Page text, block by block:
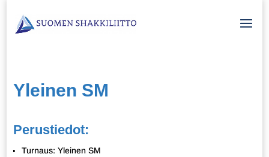
Yleinen SM
Perustiedot:
Turnaus: Yleinen SM